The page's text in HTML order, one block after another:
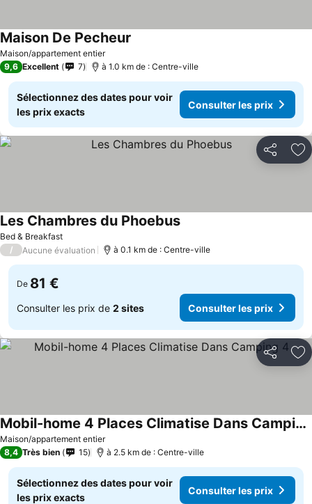
Maison/appartement entier
Maison De Pecheur
9,6 Excellent 7 à 1.0 km de : Centre-ville
Sélectionnez des dates pour voir
les prix exacts
Consulter les prix
Partager
Bed & Breakfast
Les Chambres du Phoebus
/ Aucune évaluation à 0.1 km de : Centre-ville
De 81 €
Consulter les prix de 2 sites Consulter les prix
Partager
Maison/appartement entier
Mobil-home 4 Places Climatise Dans Camping 4
8,4 Très bien 15 à 2.5 km de : Centre-ville
Sélectionnez des dates pour voir
les prix exacts
Consulter les prix